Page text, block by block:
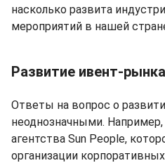
насколько развита
мероприятий в нашей
Развитие ивент-
Ответы на вопрос о
неоднозначными.
агентства Sun People,
организации